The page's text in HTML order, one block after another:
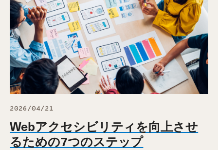
2026/04/21
Webアクセシビリティを向上させ
るための7つのステップ